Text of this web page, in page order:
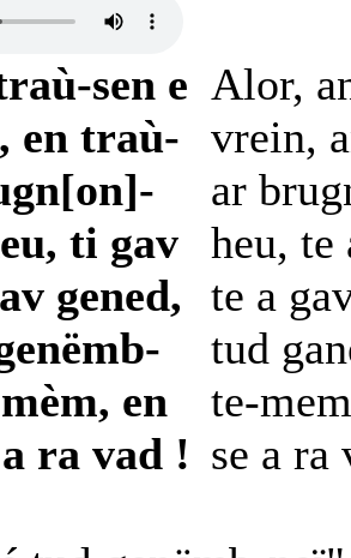
sen e
en traù-
ti gav
gened,
en
ra vad !
Alor,
vrein,
ar
heu, te
te a
tud
te-
se a ra